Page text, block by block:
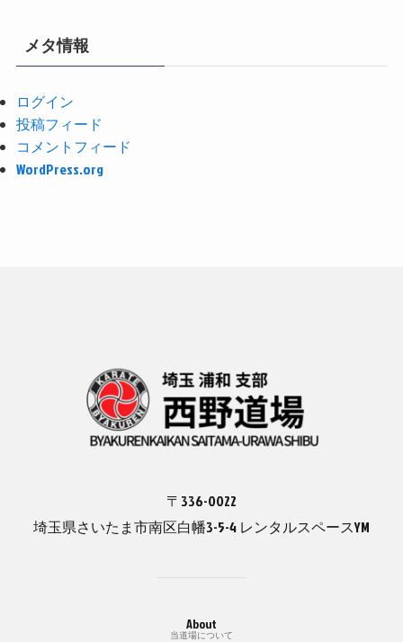
メタ情報
ログイン
投稿フィード
コメントフィード
WordPress.org
〒336-0022
埼玉県さいたま市南区白幡3-5-4 レンタルスペースYM
About
当道場について